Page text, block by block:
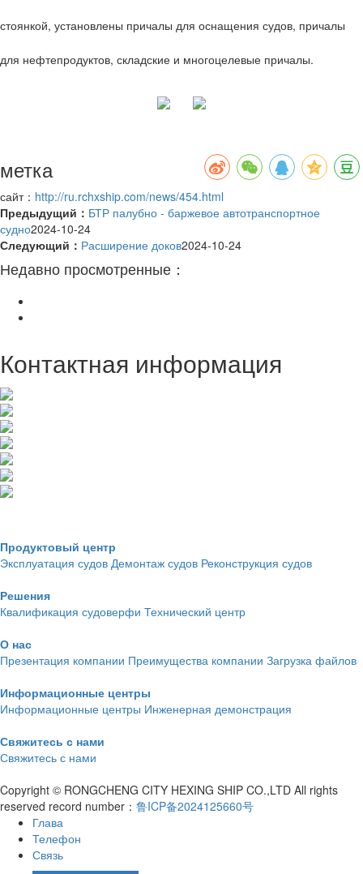
стоянкой, установлены причалы для оснащения судов, причалы
для нефтепродуктов, складские и многоцелевые причалы.
метка
сайт： http://ru.rchxship.com/news/454.html
Предыдущий： БТР палубно - баржевое автотранспортное
судно2024-10-24
Следующий： Расширение доков2024-10-24
Недавно просмотренные：
Контактная информация
Продуктовый центр
Эксплуатация судов Демонтаж судов Реконструкция судов
Решения
Квалификация судоверфи Технический центр
О нас
Презентация компании Преимущества компании Загрузка файлов
Информационные центры
Информационные центры Инженерная демонстрация
Свяжитесь с нами
Свяжитесь с нами
Copyright © RONGCHENG CITY HEXING SHIP CO.,LTD All rights
reserved record number： 鲁ICP备2024125660号
Глава
Телефон
Связь